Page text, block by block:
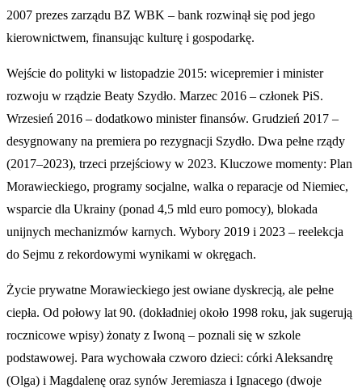
2007 prezes zarządu BZ WBK – bank rozwinął się pod jego
kierownictwem, finansując kulturę i gospodarkę.
Wejście do polityki w listopadzie 2015: wicepremier i minister
rozwoju w rządzie Beaty Szydło. Marzec 2016 – członek PiS.
Wrzesień 2016 – dodatkowo minister finansów. Grudzień 2017 –
desygnowany na premiera po rezygnacji Szydło. Dwa pełne rządy
(2017–2023), trzeci przejściowy w 2023. Kluczowe momenty: Plan
Morawieckiego, programy socjalne, walka o reparacje od Niemiec,
wsparcie dla Ukrainy (ponad 4,5 mld euro pomocy), blokada
unijnych mechanizmów karnych. Wybory 2019 i 2023 – reelekcja
do Sejmu z rekordowymi wynikami w okręgach.
Życie prywatne Morawieckiego jest owiane dyskrecją, ale pełne
ciepła. Od połowy lat 90. (dokładniej około 1998 roku, jak sugerują
rocznicowe wpisy) żonaty z Iwoną – poznali się w szkole
podstawowej. Para wychowała czworo dzieci: córki Aleksandrę
(Olga) i Magdalenę oraz synów Jeremiasza i Ignacego (dwoje